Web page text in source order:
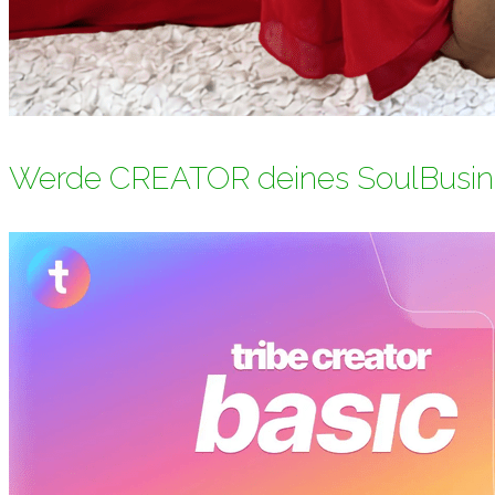
Werde CREATOR deines